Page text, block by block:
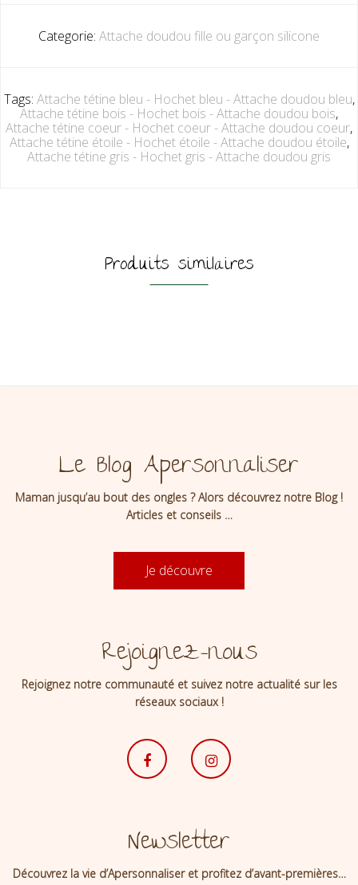
Categorie: Attache doudou fille ou garçon silicone
Tags: Attache tétine bleu - Hochet bleu - Attache doudou bleu,
Attache tétine bois - Hochet bois - Attache doudou bois,
Attache tétine coeur - Hochet coeur - Attache doudou coeur,
Attache tétine étoile - Hochet étoile - Attache doudou étoile,
Attache tétine gris - Hochet gris - Attache doudou gris
Produits similaires
Le Blog Apersonnaliser
Maman jusqu’au bout des ongles ? Alors découvrez notre Blog !
Articles et conseils …
Je découvre
Rejoignez-nous
Rejoignez notre communauté et suivez notre actualité sur les
réseaux sociaux !
Newsletter
Découvrez la vie d’Apersonnaliser et profitez d’avant-premières…